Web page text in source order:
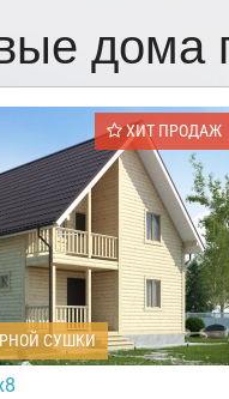
ХИТ ПРОДАЖ
СУШКИ